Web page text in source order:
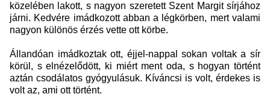
közelében lakott, s nagyon szeretett Szent Margit sírjához
járni. Kedvére imádkozott abban a légkörben, mert valami
nagyon különös érzés vette ott körbe.
Állandóan imádkoztak ott, éjjel-nappal sokan voltak a sír
körül, s elnézelődött, ki miért ment oda, s hogyan történt
aztán csodálatos gyógyulásuk. Kíváncsi is volt, érdekes is
volt az, ami ott történt.